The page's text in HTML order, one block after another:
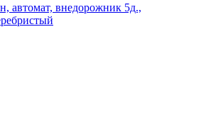
автомат, внедорожник 5д.,